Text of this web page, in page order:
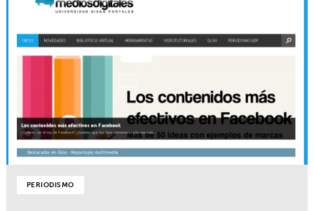
PERIODISMO